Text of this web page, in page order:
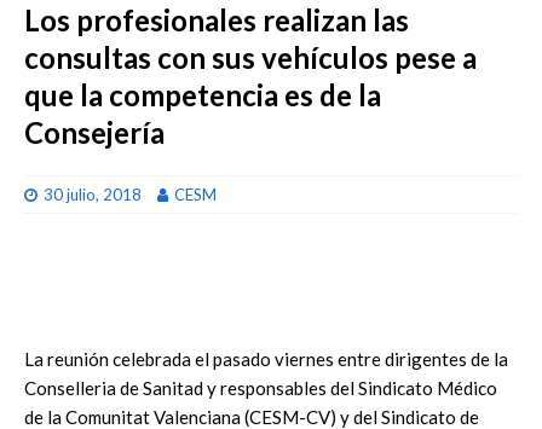
Los profesionales realizan las
consultas con sus vehículos pese a
que la competencia es de la
Consejería
30 julio, 2018 CESM
La reunión celebrada el pasado viernes entre dirigentes de la
Conselleria de Sanitad y responsables del Sindicato Médico
de la Comunitat Valenciana (CESM-CV) y del Sindicato de